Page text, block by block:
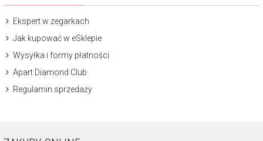
Ekspert w zegarkach
Jak kupować w eSklepie
Wysyłka i formy płatności
Apart Diamond Club
Regulamin sprzedaży